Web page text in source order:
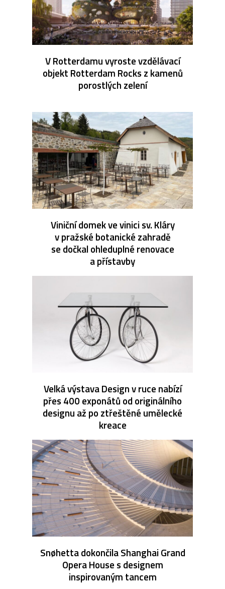
V Rotterdamu vyroste vzdělávací
objekt Rotterdam Rocks z kamenů
porostlých zelení
Viniční domek ve vinici sv. Kláry
v pražské botanické zahradě
se dočkal ohleduplné renovace
a přístavby
Velká výstava Design v ruce nabízí
přes 400 exponátů od originálního
designu až po ztřeštěné umělecké
kreace
Snøhetta dokončila Shanghai Grand
Opera House s designem
inspirovaným tancem